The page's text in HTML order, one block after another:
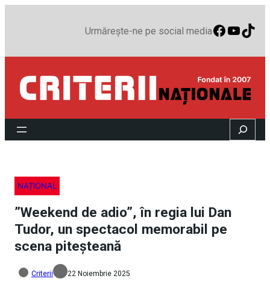
Urmărește-ne pe social media
Search
NAȚIONAL
”Weekend de adio”, în regia lui Dan
Tudor, un spectacol memorabil pe
scena piteșteană
Criterii 22 Noiembrie 2025